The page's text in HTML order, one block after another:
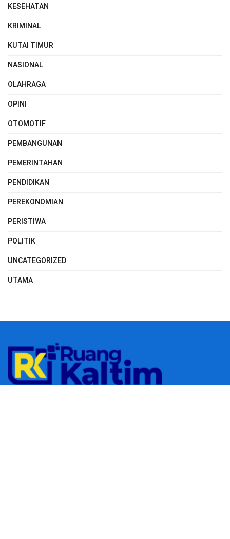
KESEHATAN
KRIMINAL
KUTAI TIMUR
NASIONAL
OLAHRAGA
OPINI
OTOMOTIF
PEMBANGUNAN
PEMERINTAHAN
PENDIDIKAN
PEREKONOMIAN
PERISTIWA
POLITIK
UNCATEGORIZED
UTAMA